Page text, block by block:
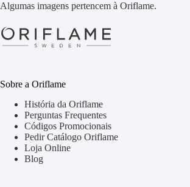
Algumas imagens pertencem à Oriflame.
Sobre a Oriflame
História da Oriflame
Perguntas Frequentes
Códigos Promocionais
Pedir Catálogo Oriflame
Loja Online
Blog